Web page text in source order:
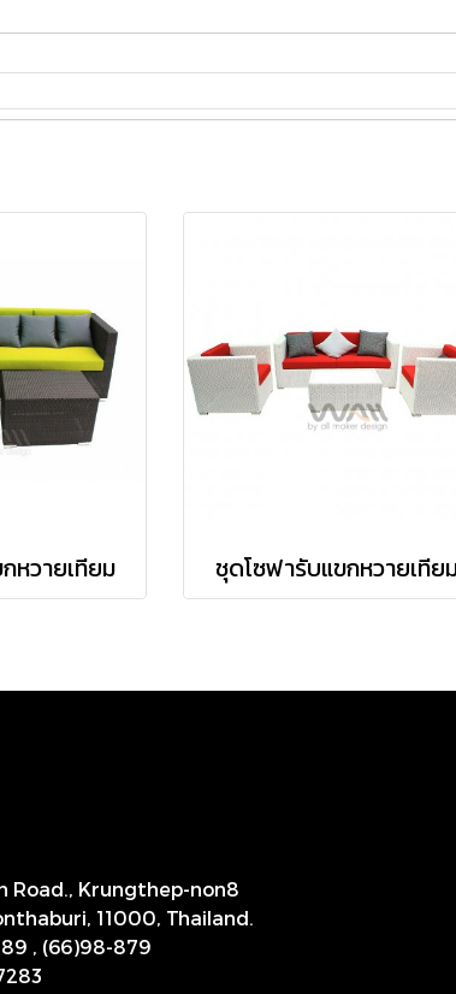
หวายเทียม ชุดโซฟารับแขกหวายเทีย
Road., Krungthep-non8
11000, Thailand.
, (66)98-879